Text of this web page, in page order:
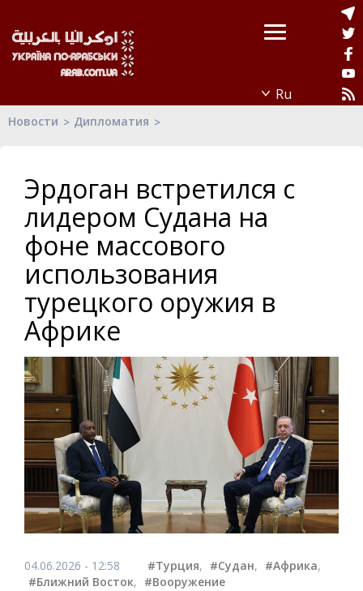
Новости Дипломатия
Эрдоган встретился с
лидером Судана на
фоне массового
использования
турецкого оружия в
Африке
04.06.2026 - 12:58 #Турция, #Судан, #Африка,
#Ближний Восток, #Вооружение